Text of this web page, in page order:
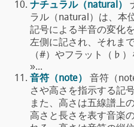
ナチュラル（natural）
ラル（natural）は、本
記号による半音の変化
左側に記され、それま
（#）やフラット（♭
»...
音符（note）
音符（
さや高さを指示する記
また、高さは五線譜上
高さと長さを表す音楽